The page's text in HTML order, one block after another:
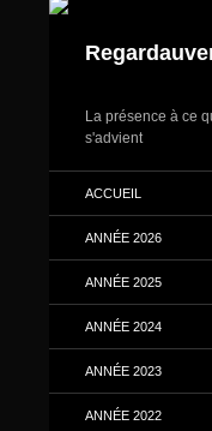
La présence à ce
s'advient
ACCUEIL
ANNÉE 2026
ANNÉE 2025
ANNÉE 2024
ANNÉE 2023
ANNÉE 2022